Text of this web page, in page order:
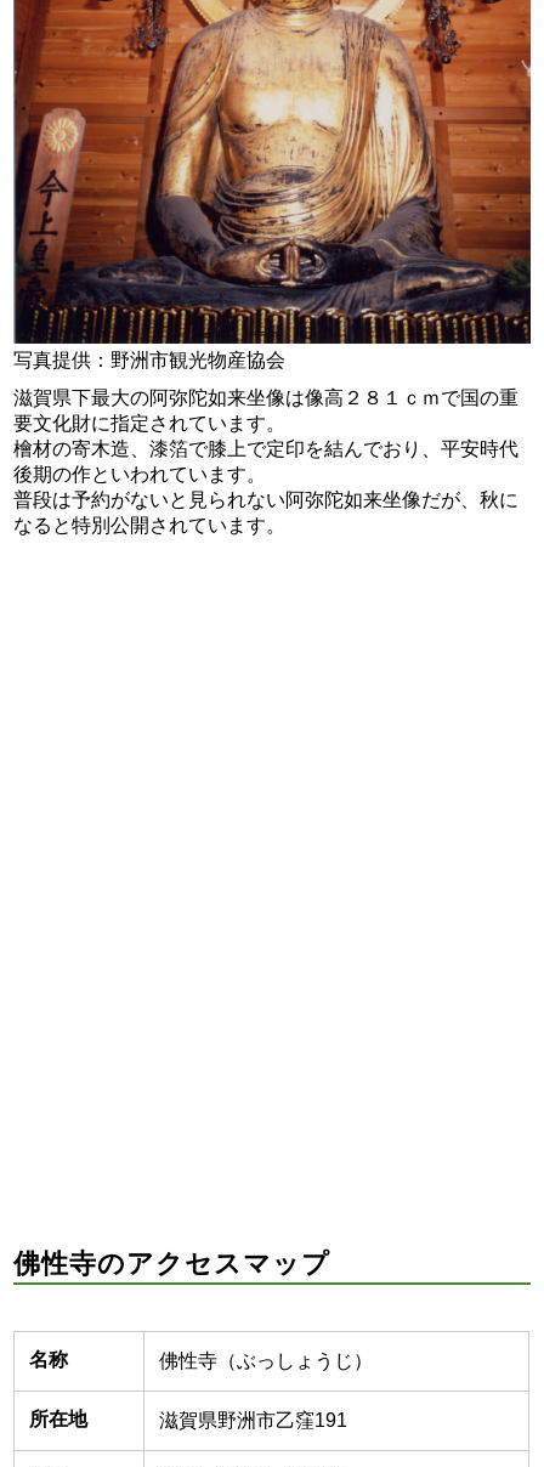
写真提供：野洲市観光物産協会
滋賀県下最大の阿弥陀如来坐像は像高２８１ｃｍで国の重
要文化財に指定されています。
檜材の寄木造、漆箔で膝上で定印を結んでおり、平安時代
後期の作といわれています。
普段は予約がないと見られない阿弥陀如来坐像だが、秋に
なると特別公開されています。
佛性寺のアクセスマップ
名称 佛性寺（ぶっしょうじ）
所在地 滋賀県野洲市乙窪191